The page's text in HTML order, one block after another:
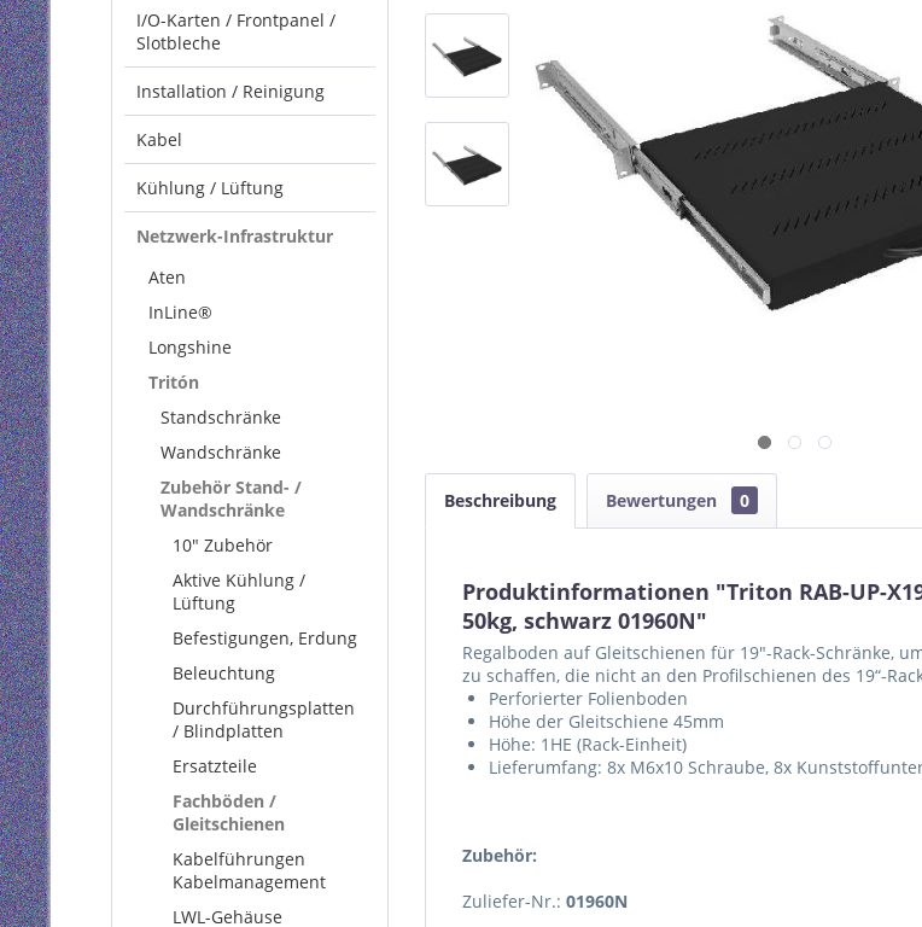
I/O-Karten / Frontpanel /
Slotbleche
Installation / Reinigung
Kabel
Kühlung / Lüftung
Netzwerk-Infrastruktur
Aten
InLine®
Longshine
Tritón
Standschränke
Wandschränke
Zubehör Stand- /
Wandschränke
10" Zubehör
Aktive Kühlung /
Lüftung
Befestigungen, Erdung
Beleuchtung
Durchführungsplatten
/ Blindplatten
Ersatzteile
Fachböden /
Gleitschienen
Kabelführungen
Kabelmanagement
LWL-Gehäuse
Beschreibung Bewertungen 0
Produktinformationen "Triton RAB-UP-
50kg, schwarz 01960N"
Regalboden auf Gleitschienen für 19"-Rack-Schränke,
zu schaffen, die nicht an den Profilschienen des 19“-
Perforierter Folienboden
Höhe der Gleitschiene 45mm
Höhe: 1HE (Rack-Einheit)
Lieferumfang: 8x M6x10 Schraube, 8x
Zubehör:
Zuliefer-Nr.: 01960N